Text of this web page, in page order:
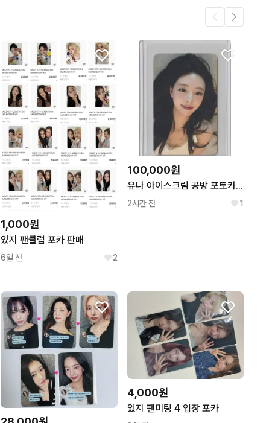
1,000원
있지 팬클럽 포카 판매
6일 전 2
100,000원
유나 아이스크림 공방 포토카드 포카
2시간 전 1
4,000원
있지 팬미팅 4 입장 포카